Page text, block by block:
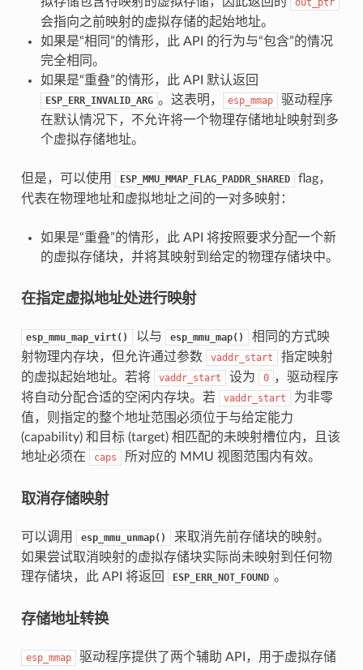
out_ptr
会指向之前映射的虚拟存储的起始地址。
如果是“相同”的情形，此 API 的行为与“包含”的情况
完全相同。
如果是“重叠”的情形，此 API 默认返回
ESP_ERR_INVALID_ARG 。这表明， esp_mmap
驱动程序
在默认情况下，不允许将一个物理存储地址映射到多
个虚拟存储地址。
但是，可以使用 ESP_MMU_MMAP_FLAG_PADDR_SHARED
flag，
代表在物理地址和虚拟地址之间的一对多映射：
如果是“重叠”的情形，此 API 将按照要求分配一个新
的虚拟存储块，并将其映射到给定的物理存储块中。
在指定虚拟地址处进行映射
esp_mmu_map_virt() 以与 esp_mmu_map()
相同的方式映
射物理内存块，但允许通过参数
vaddr_start
指定映射
的虚拟起始地址。若将
vaddr_start 设为 0 ，驱动程序
将自动分配合适的空闲内存块。若
vaddr_start
为非零
值，则指定的整个地址范围必须位于与给定能力
(capability) 和目标 (target) 相匹配的未映射槽位内，且该
地址必须在
caps 所对应的 MMU 视图范围内有效。
取消存储映射
可以调用 esp_mmu_unmap()
来取消先前存储块的映射。
如果尝试取消映射的虚拟存储块实际尚未映射到任何物
理存储块，此 API 将返回
ESP_ERR_NOT_FOUND 。
存储地址转换
esp_mmap
驱动程序提供了两个辅助 API，用于虚拟存储